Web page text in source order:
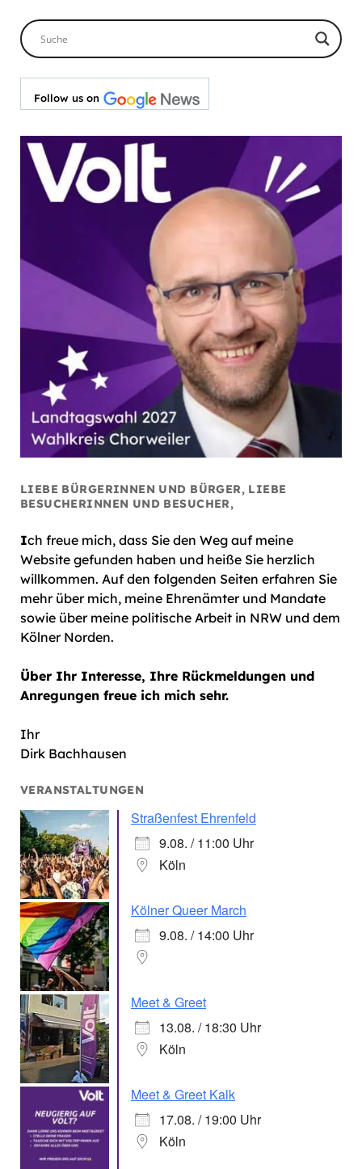
Follow us on
LIEBE BÜRGERINNEN UND BÜRGER, LIEBE
BESUCHERINNEN UND BESUCHER,
Ich freue mich, dass Sie den Weg auf meine
Website gefunden haben und heiße Sie herzlich
willkommen. Auf den folgenden Seiten erfahren Sie
mehr über mich, meine Ehrenämter und Mandate
sowie über meine politische Arbeit in NRW und dem
Kölner Norden.
Über Ihr Interesse, Ihre Rückmeldungen und
Anregungen freue ich mich sehr.
Ihr
Dirk Bachhausen
VERANSTALTUNGEN
Straßenfest Ehrenfeld
9.08. / 11:00 Uhr
Köln
Kölner Queer March
9.08. / 14:00 Uhr
Meet & Greet
13.08. / 18:30 Uhr
Köln
Meet & Greet Kalk
17.08. / 19:00 Uhr
Köln